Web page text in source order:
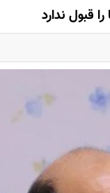
قبول ندارد